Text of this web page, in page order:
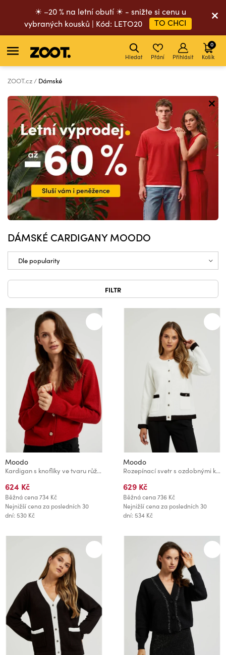
☀ –20 % na letní obutí ☀ - snižte si cenu u
vybraných kousků | Kód: LETO20
TO CHCI
Hledat Přání Přihlásit Košík
0
ZOOT.cz Dámské
DÁMSKÉ CARDIGANY MOODO
FILTR
Moodo
Kardigan s knoflíky ve tvaru růže červený Moodo
624 Kč
Běžná cena734 Kč
Nejnižší cena za posledních 30
dní: 530 Kč
Moodo
Rozepínací svetr s ozdobnými knoflíky bílý Moodo
629 Kč
Běžná cena736 Kč
Nejnižší cena za posledních 30
dní: 534 Kč